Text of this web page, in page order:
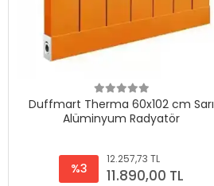
Duffmart Therma 60x102 cm Sarı
Alüminyum Radyatör
%3
12.257,73 TL
11.890,00 TL